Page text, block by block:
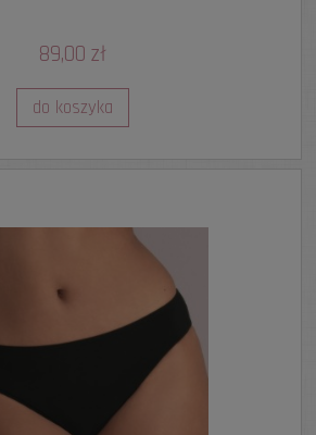
89,00 zł
do koszyka